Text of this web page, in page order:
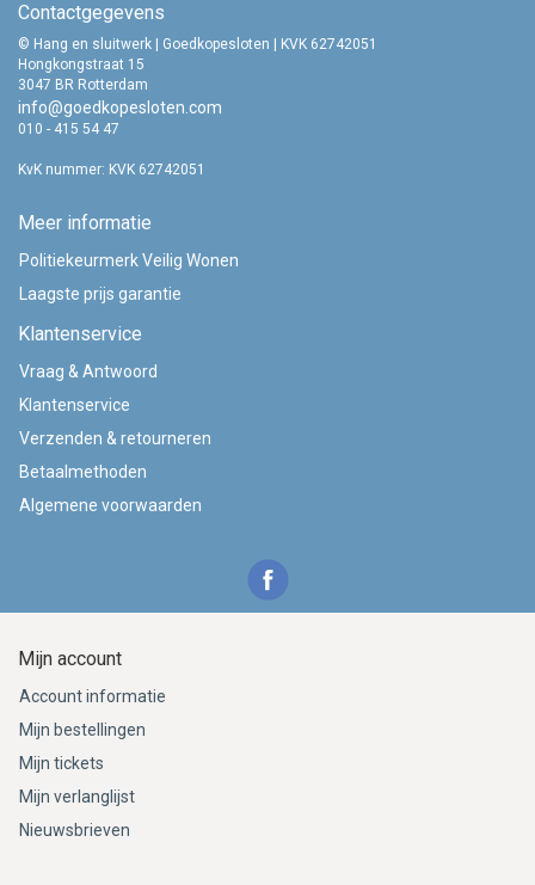
Contactgegevens
© Hang en sluitwerk | Goedkopesloten | KVK 62742051
Hongkongstraat 15
3047 BR Rotterdam
info@goedkopesloten.com
010 - 415 54 47
KvK nummer: KVK 62742051
Meer informatie
Politiekeurmerk Veilig Wonen
Laagste prijs garantie
Klantenservice
Vraag & Antwoord
Klantenservice
Verzenden & retourneren
Betaalmethoden
Algemene voorwaarden
Mijn account
Account informatie
Mijn bestellingen
Mijn tickets
Mijn verlanglijst
Nieuwsbrieven